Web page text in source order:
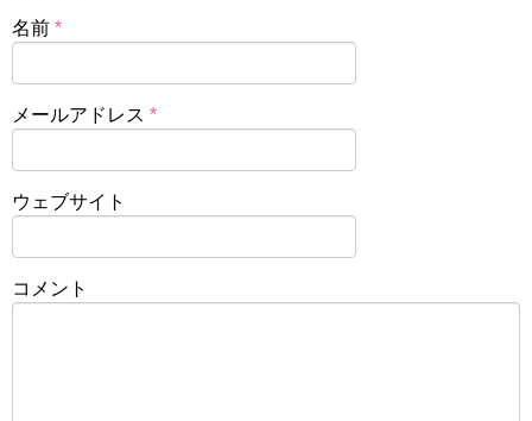
名前 *
メールアドレス *
ウェブサイト
コメント